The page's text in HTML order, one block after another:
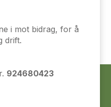
i mot bidrag, for å
drift.
924680423